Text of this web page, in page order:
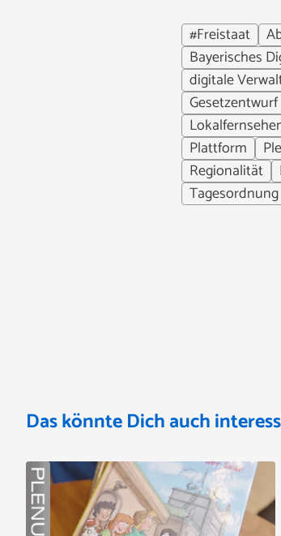
#Freistaat
Bayerisches
digitale
Gesetzentwurf
Plattform
Regionalität
Tagesordnung
Das könnte Dich auch